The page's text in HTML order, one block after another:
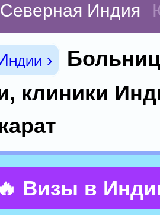
Северная Индия
›
клиники
🔥 Визы в